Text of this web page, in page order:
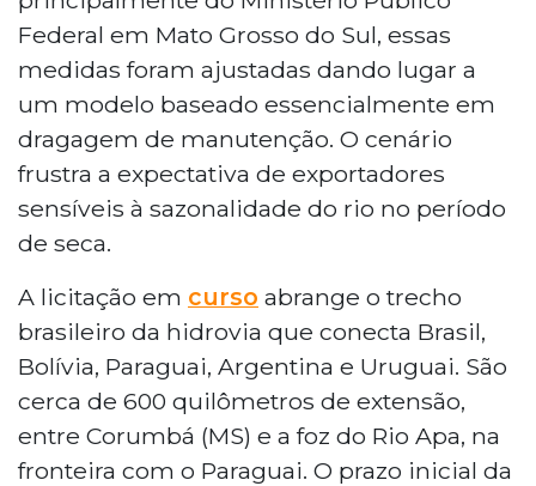
Federal em Mato Grosso do Sul, essas
medidas foram ajustadas dando lugar a
um modelo baseado essencialmente em
dragagem de manutenção. O cenário
frustra a expectativa de exportadores
sensíveis à sazonalidade do rio no período
de seca.
A licitação em curso abrange o trecho
brasileiro da hidrovia que conecta Brasil,
Bolívia, Paraguai, Argentina e Uruguai. São
cerca de 600 quilômetros de extensão,
entre Corumbá (MS) e a foz do Rio Apa, na
fronteira com o Paraguai. O prazo inicial da